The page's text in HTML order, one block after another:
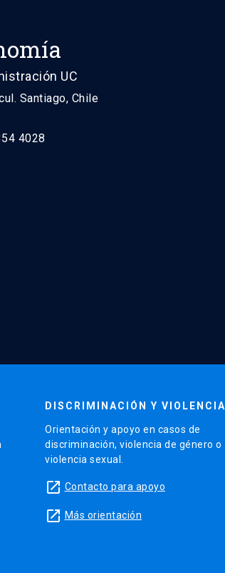
UC
Santiago, Chile
4028
DISCRIMINACIÓN Y VIOLENCIA
Orientación y apoyo en casos de
discriminación, violencia de género o
violencia sexual.
launch Contacto para apoyo
launch Más orientación